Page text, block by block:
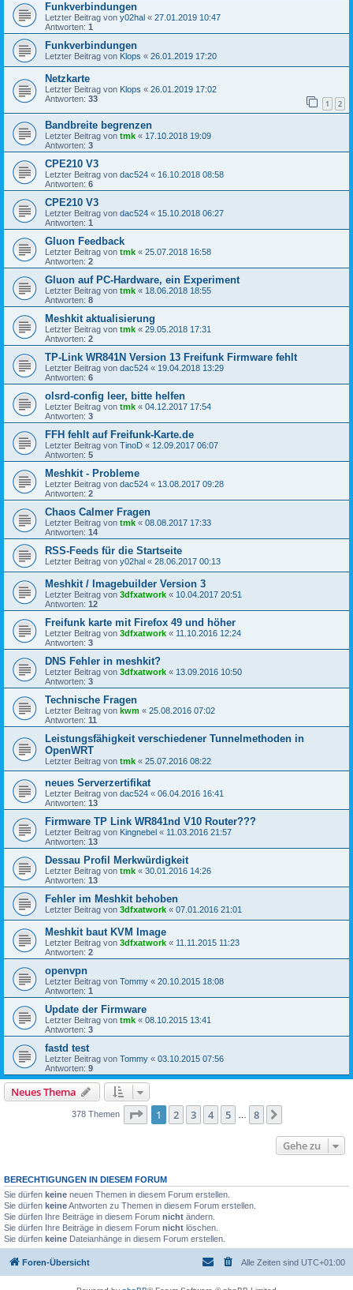
Funkverbindungen
Letzter Beitrag von y02hal « 27.01.2019 10:47
Antworten: 1
Funkverbindungen
Letzter Beitrag von Klops « 26.01.2019 17:20
Netzkarte
Letzter Beitrag von Klops « 26.01.2019 17:02
Antworten: 33 1 2
Bandbreite begrenzen
Letzter Beitrag von tmk « 17.10.2018 19:09
Antworten: 3
CPE210 V3
Letzter Beitrag von dac524 « 16.10.2018 08:58
Antworten: 6
CPE210 V3
Letzter Beitrag von dac524 « 15.10.2018 06:27
Antworten: 1
Gluon Feedback
Letzter Beitrag von tmk « 25.07.2018 16:58
Antworten: 2
Gluon auf PC-Hardware, ein Experiment
Letzter Beitrag von tmk « 18.06.2018 18:55
Antworten: 8
Meshkit aktualisierung
Letzter Beitrag von tmk « 29.05.2018 17:31
Antworten: 2
TP-Link WR841N Version 13 Freifunk Firmware fehlt
Letzter Beitrag von dac524 « 19.04.2018 13:29
Antworten: 6
olsrd-config leer, bitte helfen
Letzter Beitrag von tmk « 04.12.2017 17:54
Antworten: 3
FFH fehlt auf Freifunk-Karte.de
Letzter Beitrag von TinoD « 12.09.2017 06:07
Antworten: 5
Meshkit - Probleme
Letzter Beitrag von dac524 « 13.08.2017 09:28
Antworten: 2
Chaos Calmer Fragen
Letzter Beitrag von tmk « 08.08.2017 17:33
Antworten: 14
RSS-Feeds für die Startseite
Letzter Beitrag von y02hal « 28.06.2017 00:13
Meshkit / Imagebuilder Version 3
Letzter Beitrag von 3dfxatwork « 10.04.2017 20:51
Antworten: 12
Freifunk karte mit Firefox 49 und höher
Letzter Beitrag von 3dfxatwork « 11.10.2016 12:24
Antworten: 3
DNS Fehler in meshkit?
Letzter Beitrag von 3dfxatwork « 13.09.2016 10:50
Antworten: 3
Technische Fragen
Letzter Beitrag von kwm « 25.08.2016 07:02
Antworten: 11
Leistungsfähigkeit verschiedener Tunnelmethoden in
OpenWRT
Letzter Beitrag von tmk « 25.07.2016 08:22
neues Serverzertifikat
Letzter Beitrag von dac524 « 06.04.2016 16:41
Antworten: 13
Firmware TP Link WR841nd V10 Router???
Letzter Beitrag von Kingnebel « 11.03.2016 21:57
Antworten: 13
Dessau Profil Merkwürdigkeit
Letzter Beitrag von tmk « 30.01.2016 14:26
Antworten: 13
Fehler im Meshkit behoben
Letzter Beitrag von 3dfxatwork « 07.01.2016 21:01
Meshkit baut KVM Image
Letzter Beitrag von 3dfxatwork « 11.11.2015 11:23
Antworten: 2
openvpn
Letzter Beitrag von Tommy « 20.10.2015 18:08
Antworten: 1
Update der Firmware
Letzter Beitrag von tmk « 08.10.2015 13:41
Antworten: 3
fastd test
Letzter Beitrag von Tommy « 03.10.2015 07:56
Antworten: 9
Neues Thema
378 Themen Seite 1von
1 2 3 4 5 8
Gehe zu
BERECHTIGUNGEN IN DIESEM FORUM
Sie dürfen keine neuen Themen in diesem Forum erstellen.
Sie dürfen keineAntworten zu Themen in diesem Forum erstellen.
Sie dürfen Ihre Beiträge in diesem Forum nicht ändern.
Sie dürfen Ihre Beiträge in diesem Forum nicht löschen.
Sie dürfen keine Dateianhänge in diesem Forum erstellen.
Foren-Übersicht Alle Zeiten sind UTC+01:00